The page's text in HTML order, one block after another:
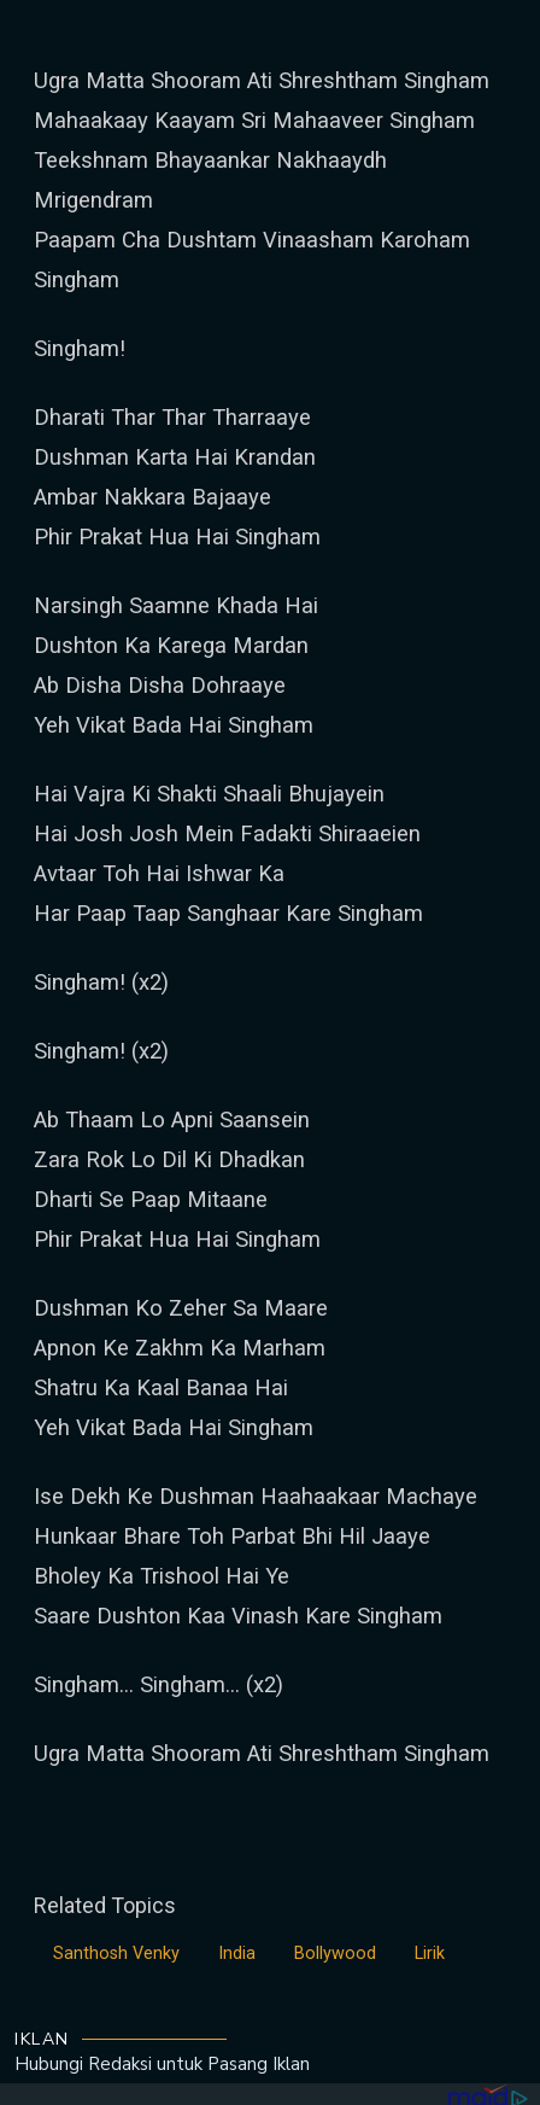
Ugra Matta Shooram Ati Shreshtham Singham
Mahaakaay Kaayam Sri Mahaaveer Singham
Teekshnam Bhayaankar Nakhaaydh
Mrigendram
Paapam Cha Dushtam Vinaasham Karoham
Singham
Singham!
Dharati Thar Thar Tharraaye
Dushman Karta Hai Krandan
Ambar Nakkara Bajaaye
Phir Prakat Hua Hai Singham
Narsingh Saamne Khada Hai
Dushton Ka Karega Mardan
Ab Disha Disha Dohraaye
Yeh Vikat Bada Hai Singham
Hai Vajra Ki Shakti Shaali Bhujayein
Hai Josh Josh Mein Fadakti Shiraaeien
Avtaar Toh Hai Ishwar Ka
Har Paap Taap Sanghaar Kare Singham
Singham! (x2)
Singham! (x2)
Ab Thaam Lo Apni Saansein
Zara Rok Lo Dil Ki Dhadkan
Dharti Se Paap Mitaane
Phir Prakat Hua Hai Singham
Dushman Ko Zeher Sa Maare
Apnon Ke Zakhm Ka Marham
Shatru Ka Kaal Banaa Hai
Yeh Vikat Bada Hai Singham
Ise Dekh Ke Dushman Haahaakaar Machaye
Hunkaar Bhare Toh Parbat Bhi Hil Jaaye
Bholey Ka Trishool Hai Ye
Saare Dushton Kaa Vinash Kare Singham
Singham... Singham... (x2)
Ugra Matta Shooram Ati Shreshtham Singham
Related Topics
Santhosh Venky India Bollywood Lirik
IKLAN
Hubungi Redaksi untuk Pasang Iklan